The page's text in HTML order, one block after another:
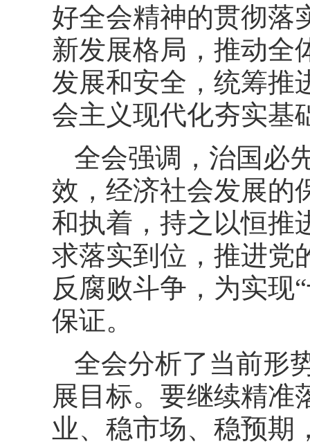
好全会精神的贯彻落
新发展格局，推动全
发展和安全，统筹推
会主义现代化夯实基
全会强调，治国必
效，经济社会发展的
和执着，持之以恒推
求落实到位，推进党
反腐败斗争，为实现
保证。
全会分析了当前形
展目标。要继续精准
业、稳市场、稳预期